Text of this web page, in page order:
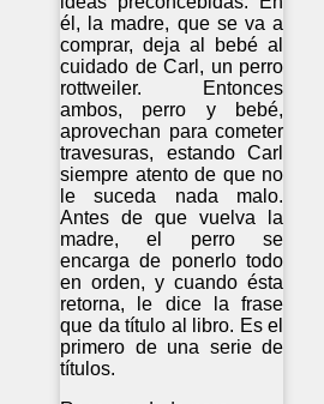
él, la madre, que se va a
comprar, deja al bebé al
cuidado de Carl, un perro
rottweiler. Entonces
ambos, perro y bebé,
aprovechan para cometer
travesuras, estando Carl
siempre atento de que no
le suceda nada malo.
Antes de que vuelva la
madre, el perro se
encarga de ponerlo todo
en orden, y cuando ésta
retorna, le dice la frase
que da título al libro. Es el
primero de una serie de
títulos.